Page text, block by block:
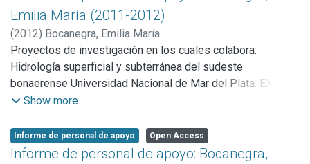
está estudiando el origen del nitrato en lagunas, arroyos y
aguas subterráneas y se han comparado acuíferos
fracturados y detriticos de Argentina y Sudáfrica, asimismo
se ha trabajado en un programa para mejorar el
conocimiento de los recursos hídricos subterráneos en
América Latina para contribuir a su gestión integrada y
gobernanza, a través de la identificación y completado de
de la capacitación. Se han realizado publicaciones en 2
revistas científicas, trabajos en 3 congresos y dictado un
Emilia María (2011-2012)
(2012) Bocanegra, Emilia María
Proyectos de investigación en los cuales colabora:
Hidrología superficial y subterránea del sudeste
bonaerense Universidad Nacional de Mar del Plata. EXA
606/12. Duración: 2012-2013.
Show more
Informe de personal de apoyo Open Access
Informe de personal de apoyo: Bocanegra,